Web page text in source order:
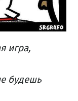
игра,
будешь